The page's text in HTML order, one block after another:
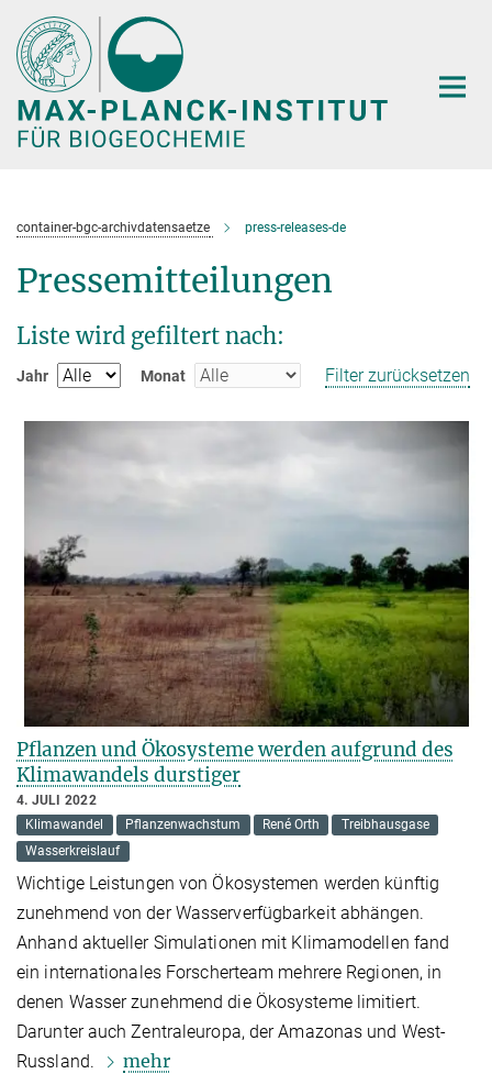
Hauptinhalt
container-bgc-archivdatensaetze press-releases-de
Pressemitteilungen
Liste wird gefiltert nach:
Jahr Monat Filter zurücksetzen
Pflanzen und Ökosysteme werden aufgrund des
Klimawandels durstiger
4. JULI 2022
Klimawandel
Pflanzenwachstum René Orth
Treibhausgase
Wasserkreislauf
Wichtige Leistungen von Ökosystemen werden künftig
zunehmend von der Wasserverfügbarkeit abhängen.
Anhand aktueller Simulationen mit Klimamodellen fand
ein internationales Forscherteam mehrere Regionen, in
denen Wasser zunehmend die Ökosysteme limitiert.
Darunter auch Zentraleuropa, der Amazonas und West-
Russland.
mehr